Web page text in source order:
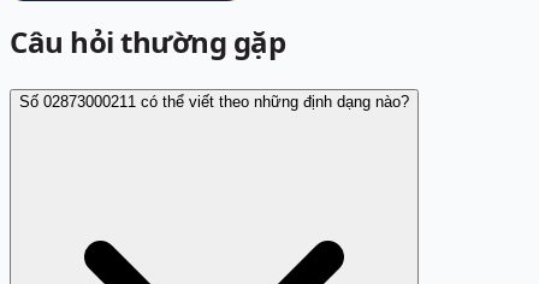
Câu hỏi thường gặp
Số 02873000211 có thể viết theo những định dạng nào?